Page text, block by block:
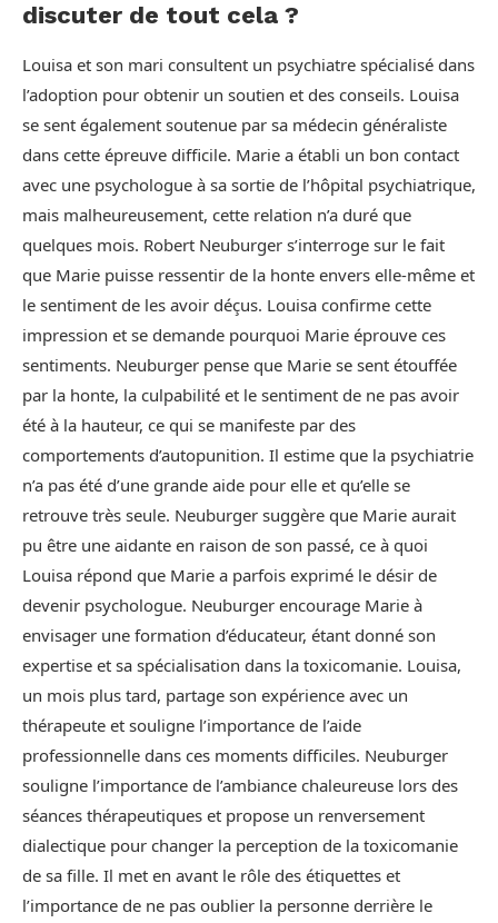
discuter de tout cela ?
Louisa et son mari consultent un psychiatre spécialisé dans
l’adoption pour obtenir un soutien et des conseils. Louisa
se sent également soutenue par sa médecin généraliste
dans cette épreuve difficile. Marie a établi un bon contact
avec une psychologue à sa sortie de l’hôpital psychiatrique,
mais malheureusement, cette relation n’a duré que
quelques mois. Robert Neuburger s’interroge sur le fait
que Marie puisse ressentir de la honte envers elle-même et
le sentiment de les avoir déçus. Louisa confirme cette
impression et se demande pourquoi Marie éprouve ces
sentiments. Neuburger pense que Marie se sent étouffée
par la honte, la culpabilité et le sentiment de ne pas avoir
été à la hauteur, ce qui se manifeste par des
comportements d’autopunition. Il estime que la psychiatrie
n’a pas été d’une grande aide pour elle et qu’elle se
retrouve très seule. Neuburger suggère que Marie aurait
pu être une aidante en raison de son passé, ce à quoi
Louisa répond que Marie a parfois exprimé le désir de
devenir psychologue. Neuburger encourage Marie à
envisager une formation d’éducateur, étant donné son
expertise et sa spécialisation dans la toxicomanie. Louisa,
un mois plus tard, partage son expérience avec un
thérapeute et souligne l’importance de l’aide
professionnelle dans ces moments difficiles. Neuburger
souligne l’importance de l’ambiance chaleureuse lors des
séances thérapeutiques et propose un renversement
dialectique pour changer la perception de la toxicomanie
de sa fille. Il met en avant le rôle des étiquettes et
l’importance de ne pas oublier la personne derrière le